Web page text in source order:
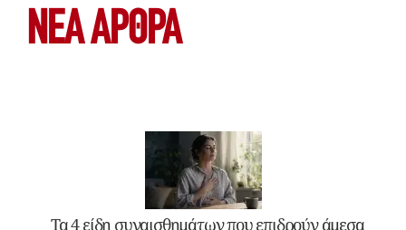
ΝΕΑ ΆΡΘΡΑ
Τα 4 είδη συναισθημάτων που επιδρούν άμεσα